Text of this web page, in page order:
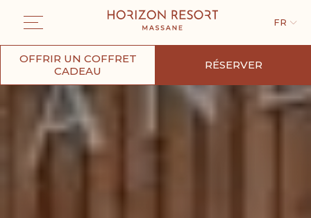
FR
OFFRIR UN COFFRET
CADEAU
RÉSERVER